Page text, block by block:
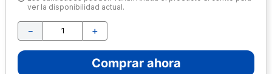
ver la disponibilidad actual.
＋
－
Comprar ahora